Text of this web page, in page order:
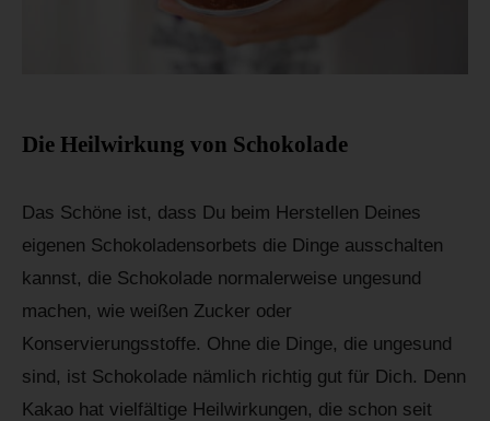
Die Heilwirkung von Schokolade
Das Schöne ist, dass Du beim Herstellen Deines
eigenen Schokoladensorbets die Dinge ausschalten
kannst, die Schokolade normalerweise ungesund
machen, wie weißen Zucker oder
Konservierungsstoffe. Ohne die Dinge, die ungesund
sind, ist Schokolade nämlich richtig gut für Dich. Denn
Kakao hat vielfältige Heilwirkungen, die schon seit